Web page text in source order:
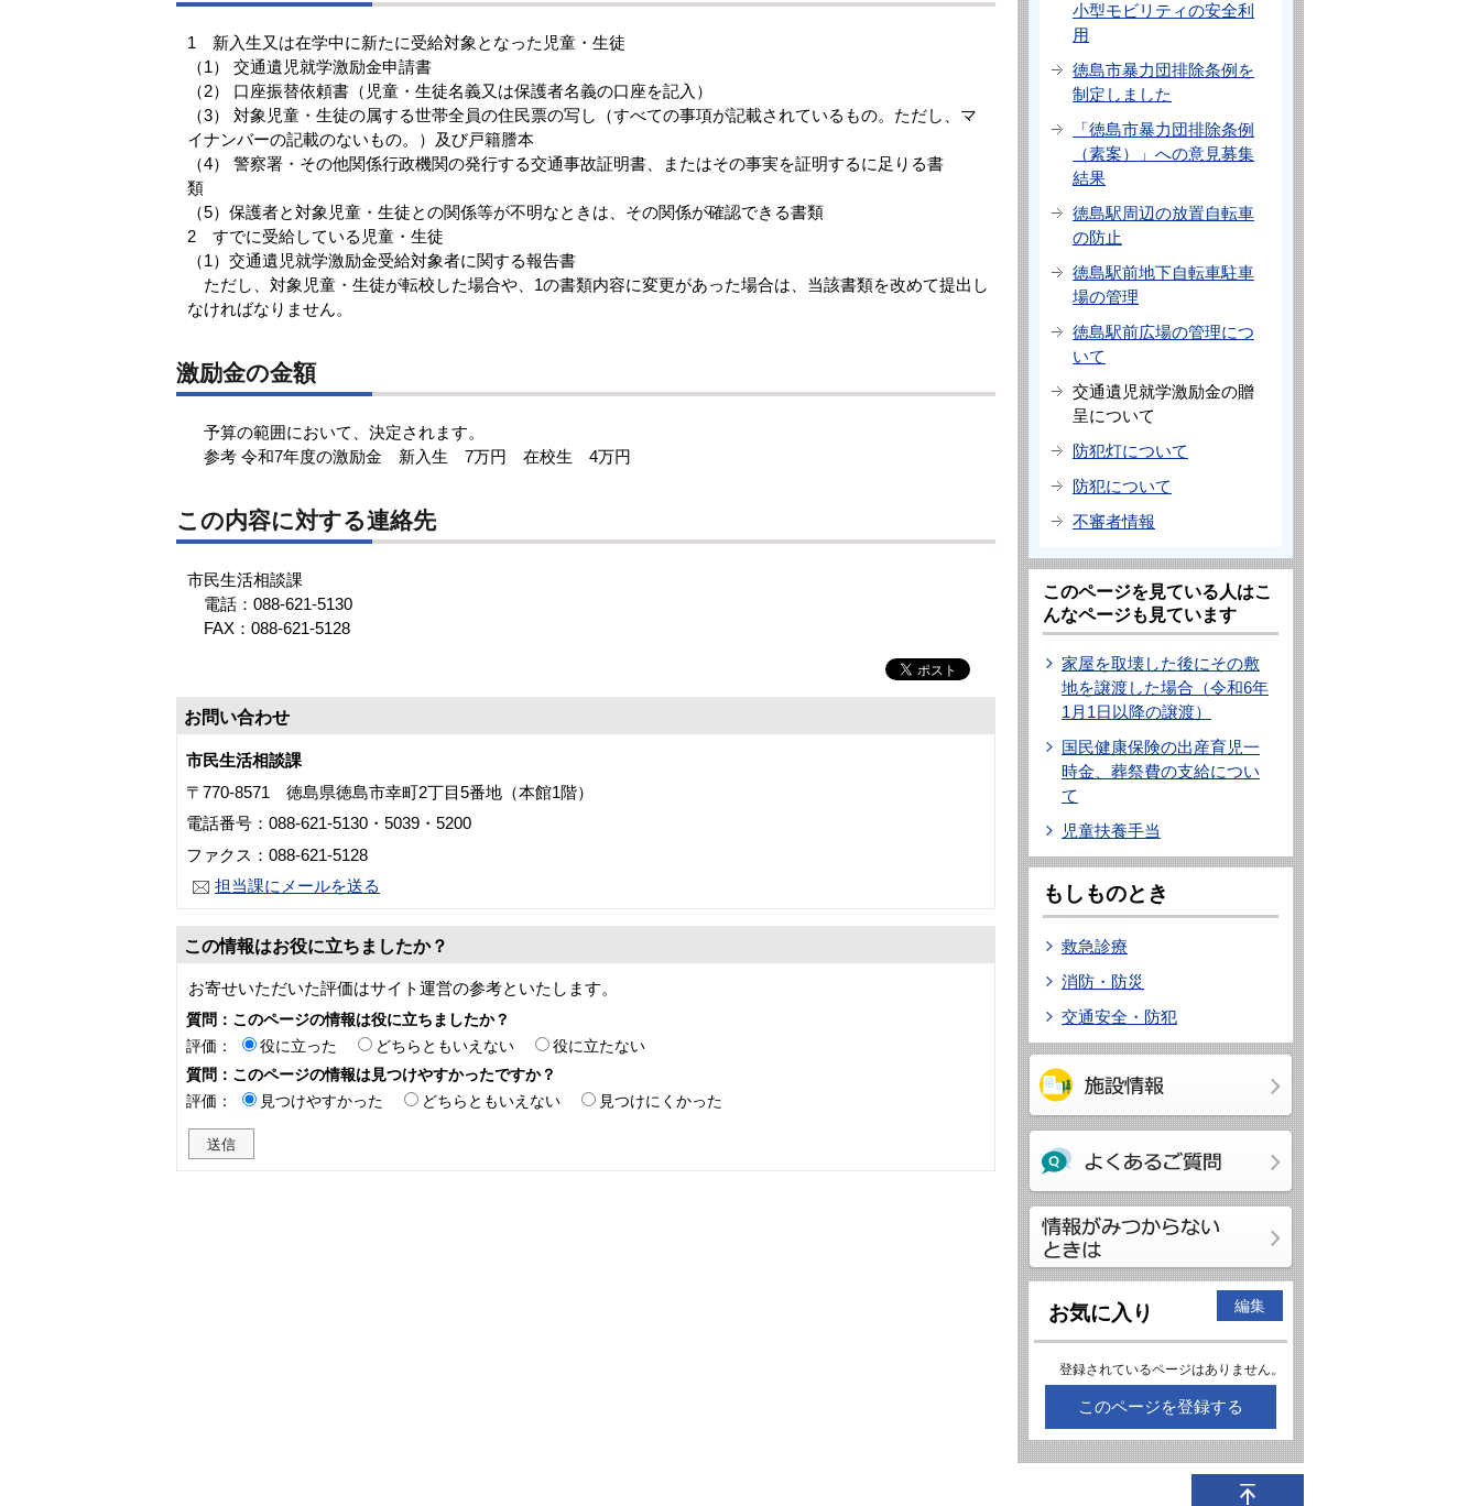
1 新入生又は在学中に新たに受給対象となった児童・生徒
（1） 交通遺児就学激励金申請書
（2） 口座振替依頼書（児童・生徒名義又は保護者名義の口座を記入）
（3） 対象児童・生徒の属する世帯全員の住民票の写し（すべての事項が記載されているもの。ただし、マ
イナンバーの記載のないもの。）及び戸籍謄本
（4） 警察署・その他関係行政機関の発行する交通事故証明書、またはその事実を証明するに足りる書
類
（5）保護者と対象児童・生徒との関係等が不明なときは、その関係が確認できる書類
2 すでに受給している児童・生徒
（1）交通遺児就学激励金受給対象者に関する報告書
ただし、対象児童・生徒が転校した場合や、1の書類内容に変更があった場合は、当該書類を改めて提出し
なければなりません。
激励金の金額
予算の範囲において、決定されます。
参考 令和7年度の激励金 新入生 7万円 在校生 4万円
この内容に対する連絡先
市民生活相談課
電話：088-621-5130
FAX：088-621-5128
お問い合わせ
市民生活相談課
〒770-8571 徳島県徳島市幸町2丁目5番地（本館1階）
電話番号：088-621-5130・5039・5200
ファクス：088-621-5128
担当課にメールを送る
この情報はお役に立ちましたか？
お寄せいただいた評価はサイト運営の参考といたします。
質問：このページの情報は役に立ちましたか？
評価：
役に立った どちらともいえない
役に立たない
質問：このページの情報は見つけやすかったですか？
評価：
見つけやすかった どちらともいえない 見つけにくかった
小型モビリティの安全利
用
徳島市暴力団排除条例を
制定しました
「徳島市暴力団排除条例
（素案）」への意見募集
結果
徳島駅周辺の放置自転車
の防止
徳島駅前地下自転車駐車
場の管理
徳島駅前広場の管理につ
いて
交通遺児就学激励金の贈
呈について
防犯灯について
防犯について
不審者情報
このページを見ている人はこ
んなページも見ています
家屋を取壊した後にその敷
地を譲渡した場合（令和6年
1月1日以降の譲渡）
国民健康保険の出産育児一
時金、葬祭費の支給につい
て
児童扶養手当
もしものとき
救急診療
消防・防災
交通安全・防犯
お気に入り 編集
登録されているページはありません。
このページを登録する